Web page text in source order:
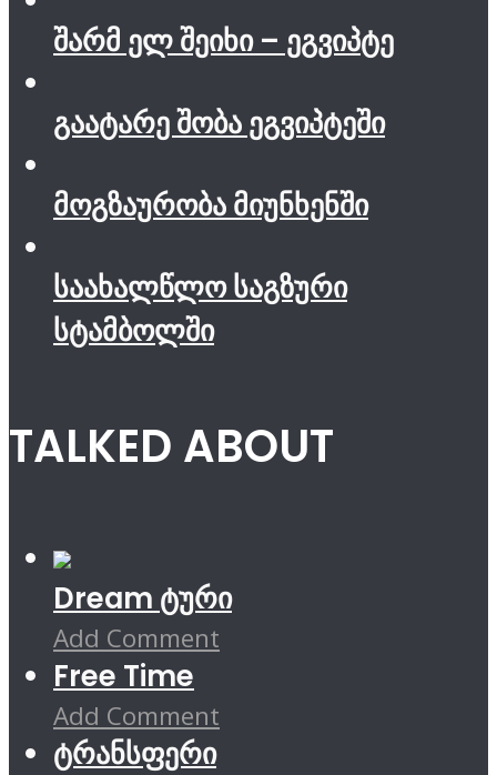
შარმ ელ შეიხი – ეგვიპტე
გაატარე შობა ეგვიპტეში
მოგზაურობა მიუნხენში
საახალწლო საგზური
სტამბოლში
TALKED ABOUT
Dream ტური
Add Comment
Free Time
Add Comment
ტრანსფერი